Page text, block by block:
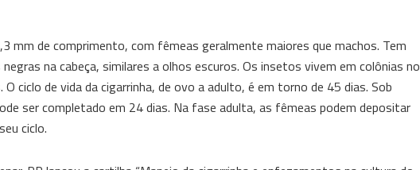
mm de comprimento, com fêmeas geralmente maiores que machos. Tem
na cabeça, similares a olhos escuros. Os insetos vivem em colônias no
ciclo de vida da cigarrinha, de ovo a adulto, é em torno de 45 dias. Sob
ser completado em 24 dias. Na fase adulta, as fêmeas podem depositar
ciclo.